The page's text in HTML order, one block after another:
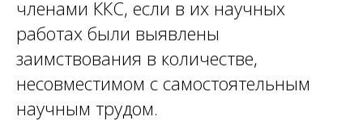
членами ККС, если в их научных
работах были выявлены
заимствования в количестве,
несовместимом с самостоятельным
научным трудом.